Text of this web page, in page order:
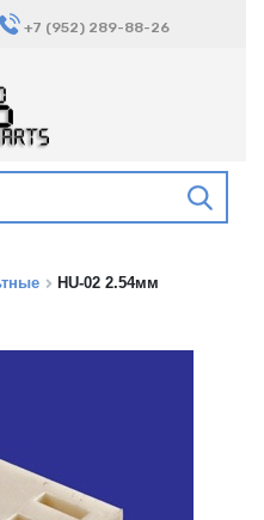
+7 (952) 289-88-26
HU-02 2.54мм